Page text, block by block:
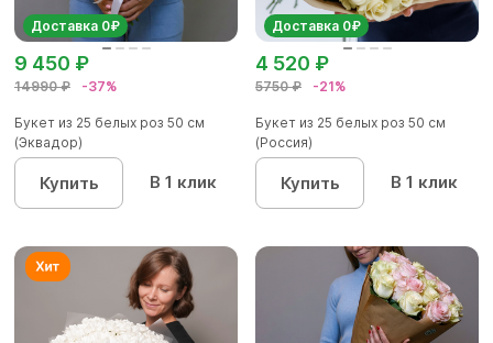
Доставка 0₽
14990 ₽ -37%
9 450 ₽
Букет из 25 белых роз 50 см
(Эквадор)
Купить В 1 клик
Доставка 0₽
5750 ₽ -21%
4 520 ₽
Букет из 25 белых роз 50 см
(Россия)
Купить В 1 клик